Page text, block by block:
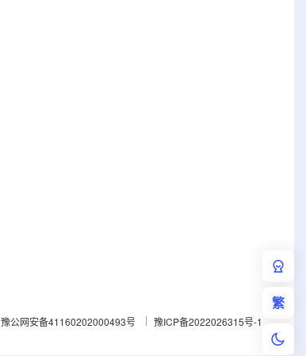
豫公网安备41160202000493号 豫ICP备2022026315号-1
繁